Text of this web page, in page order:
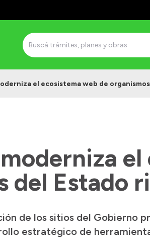
el ecosistema web de
del Estado
de los sitios del Gobierno
estratégico de